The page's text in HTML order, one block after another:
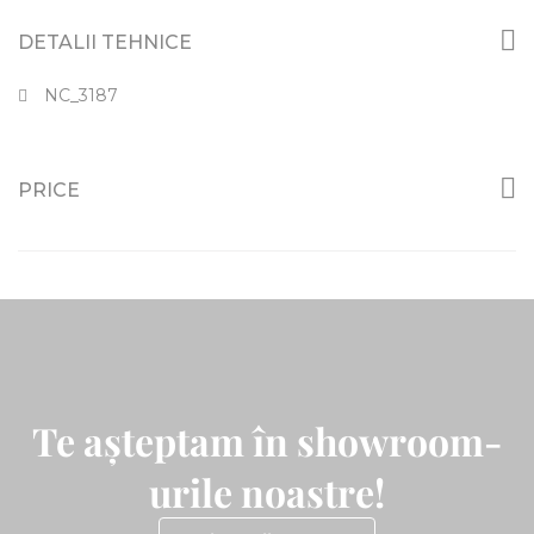
DETALII TEHNICE
NC_3187
PRICE
Te așteptam în showroom-
urile noastre!